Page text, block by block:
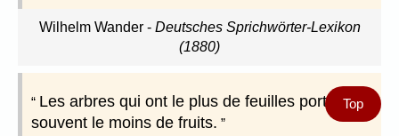
Wilhelm Wander- Deutsches Sprichwörter-Lexikon
(1880)
Les arbres qui ont le plus de feuilles portent
souvent le moins de fruits.
Top